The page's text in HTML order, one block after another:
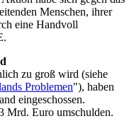
Menschen, ihrer
eine Handvoll
zu groß wird (siehe
Problemen"), haben
eingeschossen.
Mrd. Euro umschulden.